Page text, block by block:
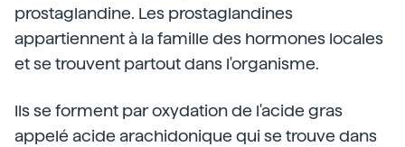
prostaglandine. Les prostaglandines
appartiennent à la famille des hormones locales
et se trouvent partout dans l'organisme.
Ils se forment par oxydation de l'acide gras
appelé acide arachidonique qui se trouve dans